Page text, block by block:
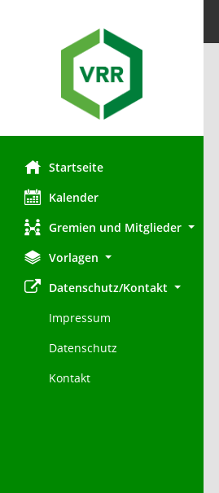
Startseite
Kalender
Gremien und Mitglieder
Vorlagen
Datenschutz/Kontakt
Impressum
Datenschutz
Kontakt